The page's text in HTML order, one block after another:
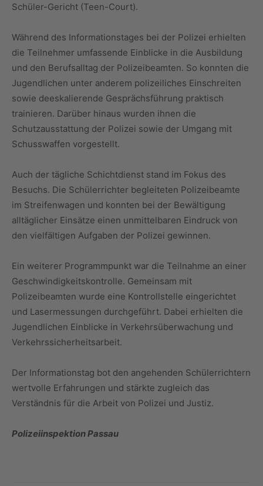
Schüler-Gericht (Teen-Court).
Während des Informationstages bei der Polizei erhielten
die Teilnehmer umfassende Einblicke in die Ausbildung
und den Berufsalltag der Polizeibeamten. So konnten die
Jugendlichen unter anderem polizeiliches Einschreiten
sowie deeskalierende Gesprächsführung praktisch
trainieren. Darüber hinaus wurden ihnen die
Schutzausstattung der Polizei sowie der Umgang mit
Schusswaffen vorgestellt.
Auch der tägliche Schichtdienst stand im Fokus des
Besuchs. Die Schülerrichter begleiteten Polizeibeamte
im Streifenwagen und konnten bei der Bewältigung
alltäglicher Einsätze einen unmittelbaren Eindruck von
den vielfältigen Aufgaben der Polizei gewinnen.
Ein weiterer Programmpunkt war die Teilnahme an einer
Geschwindigkeitskontrolle. Gemeinsam mit
Polizeibeamten wurde eine Kontrollstelle eingerichtet
und Lasermessungen durchgeführt. Dabei erhielten die
Jugendlichen Einblicke in Verkehrsüberwachung und
Verkehrssicherheitsarbeit.
Der Informationstag bot den angehenden Schülerrichtern
wertvolle Erfahrungen und stärkte zugleich das
Verständnis für die Arbeit von Polizei und Justiz.
Polizeiinspektion Passau